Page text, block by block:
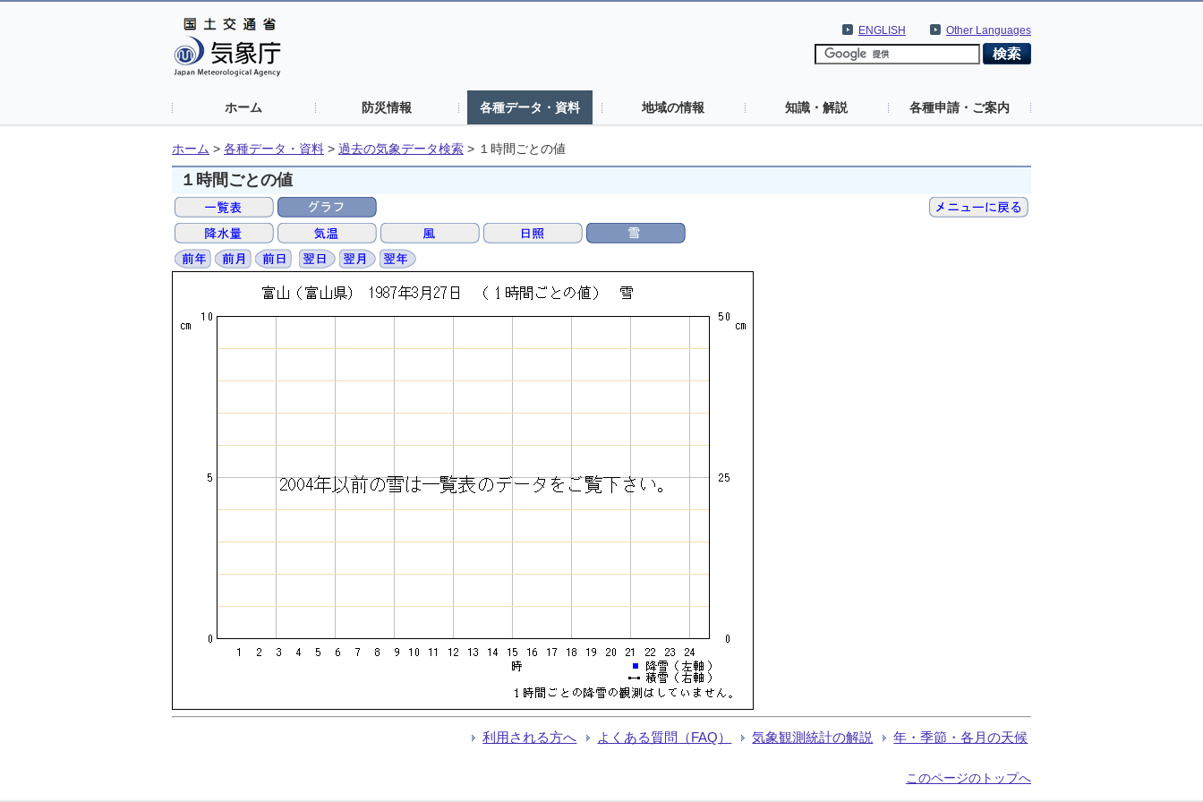
Other Languages
ENGLISH
ホーム 防災情報 各種データ・資料 地域の情報 知識・解説 各種申請・ご案内
ホーム > 各種データ・資料 > 過去の気象データ検索 > １時間ごとの値
１時間ごとの値
利用される方へ よくある質問（FAQ） 気象観測統計の解説 年・季節・各月の天候
このページのトップへ